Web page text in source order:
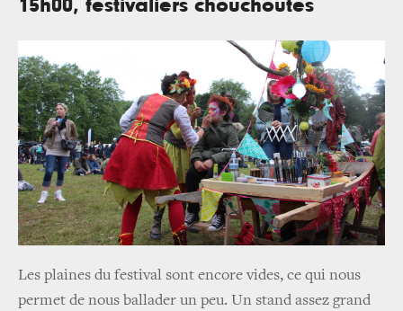
15h00, festivaliers chouchoutés
Les plaines du festival sont encore vides, ce qui nous
permet de nous ballader un peu. Un stand assez grand